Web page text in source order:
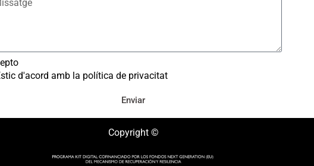
d'acord amb la política de privacitat
Enviar
Copyright ©